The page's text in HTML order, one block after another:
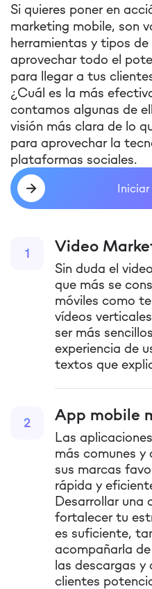
Si quieres poner en
marketing mobile, son
herramientas y tipos
aprovechar todo el
para llegar a tus
¿Cuál es la más
contamos algunas de
visión más clara de lo
para aprovechar la
plataformas sociales.
1 Video
Sin duda el
que más se
móviles como
vídeos
ser más
experiencia de
textos que
2 App mobile
Las
más comunes y
sus marcas
rápida y
Desarrollar una
fortalecer tu
es suficiente,
acompañarla
las descargas y
clientes